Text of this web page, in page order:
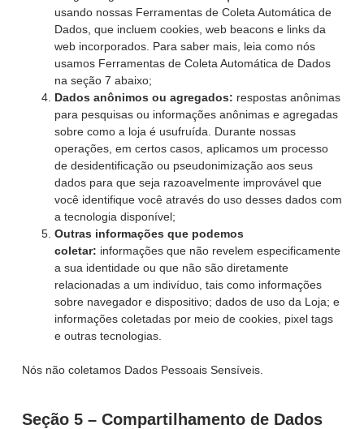
usando nossas Ferramentas de Coleta Automática de
Dados, que incluem cookies, web beacons e links da
web incorporados. Para saber mais, leia como nós
usamos Ferramentas de Coleta Automática de Dados
na seção 7 abaixo;
Dados anônimos ou agregados: respostas anônimas
para pesquisas ou informações anônimas e agregadas
sobre como a loja é usufruída. Durante nossas
operações, em certos casos, aplicamos um processo
de desidentificação ou pseudonimização aos seus
dados para que seja razoavelmente improvável que
você identifique você através do uso desses dados com
a tecnologia disponível;
Outras informações que podemos
coletar: informações que não revelem especificamente
a sua identidade ou que não são diretamente
relacionadas a um indivíduo, tais como informações
sobre navegador e dispositivo; dados de uso da Loja; e
informações coletadas por meio de cookies, pixel tags
e outras tecnologias.
Nós não coletamos Dados Pessoais Sensíveis.
Seção 5 – Compartilhamento de Dados